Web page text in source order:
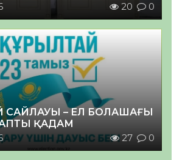
20 0
САЙЛАУЫ – ЕЛ БОЛАШАҒЫ
ҚАДАМ
27 0